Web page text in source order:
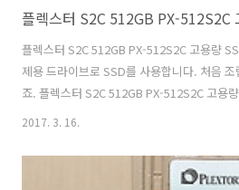
플렉스터 S2C 512GB PX-512S2C
플렉스터 S2C 512GB PX-512S2C 고용량
제용 드라이브로 SSD를 사용합니다. 처음
죠. 플렉스터 S2C 512GB PX-512S2C 고용
고 있는 제품 중 하나를 살펴보죠. MLC 낸드
에서 가격적인 장점이 있는 제품 인데요.
안정성을 갖추고 그러면서도 가격이 저렴한
2017. 3. 16.